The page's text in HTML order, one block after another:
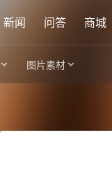
新闻 问答 商城
图片素材